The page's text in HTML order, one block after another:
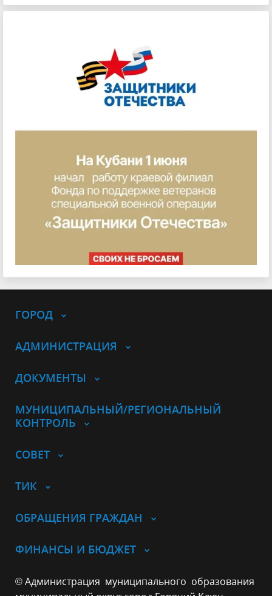
ГОРОД
АДМИНИСТРАЦИЯ
ДОКУМЕНТЫ
МУНИЦИПАЛЬНЫЙ/РЕГИОНАЛЬНЫЙ
КОНТРОЛЬ
СОВЕТ
ТИК
ОБРАЩЕНИЯ ГРАЖДАН
ФИНАНСЫ И БЮДЖЕТ
© Администрация муниципального образования